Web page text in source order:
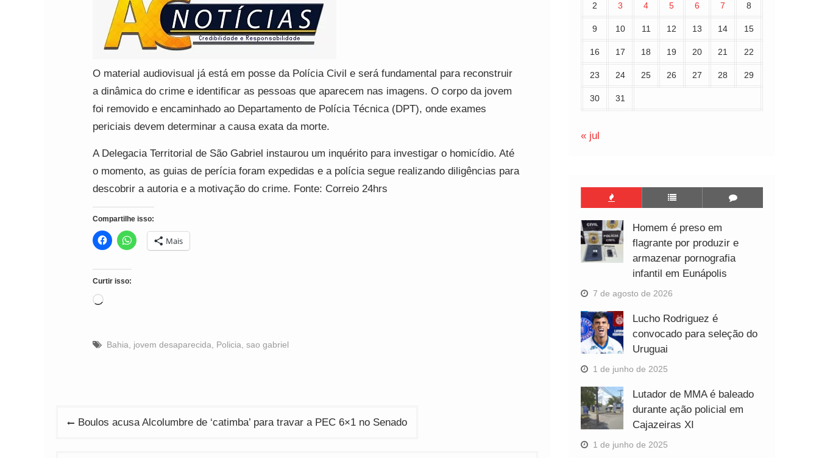
O material audiovisual já está em posse da Polícia Civil e será fundamental para reconstruir
a dinâmica do crime e identificar as pessoas que aparecem nas imagens. O corpo da jovem
foi removido e encaminhado ao Departamento de Polícia Técnica (DPT), onde exames
periciais devem determinar a causa exata da morte.
A Delegacia Territorial de São Gabriel instaurou um inquérito para investigar o homicídio. Até
o momento, as guias de perícia foram expedidas e a polícia segue realizando diligências para
descobrir a autoria e a motivação do crime. Fonte: Correio 24hrs
Compartilhe isso:
Mais
Curtir isso:
Carregando...
Bahia jovem desaparecida Policia sao gabriel
Navegação
Boulos acusa Alcolumbre de ‘catimba’ para travar a PEC 6×1 no Senado
2 3 4 5 6 7 8
9 10 11 12 13 14 15
16 17 18 19 20 21 22
23 24 25 26 27 28 29
30 31
« jul
Homem é preso em
flagrante por produzir e
armazenar pornografia
infantil em Eunápolis
7 de agosto de 2026
Lucho Rodriguez é
convocado para seleção do
Uruguai
1 de junho de 2025
Lutador de MMA é baleado
durante ação policial em
Cajazeiras XI
1 de junho de 2025